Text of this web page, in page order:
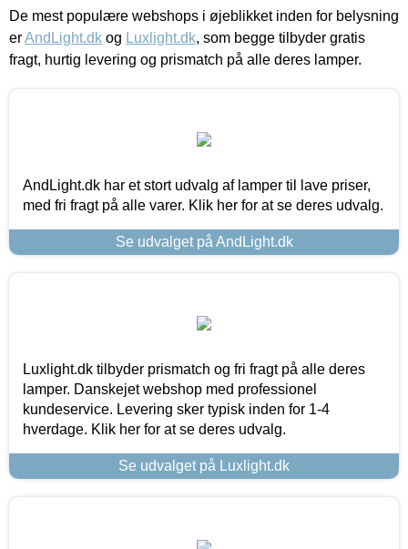
De mest populære webshops i øjeblikket inden for belysning
erAndLight.dk og Luxlight.dk, som begge tilbyder gratis
fragt, hurtig levering og prismatch på alle deres lamper.
AndLight.dk har et stort udvalg af lamper til lave priser,
med fri fragt på alle varer. Klik her for at se deres udvalg.
Se udvalget på AndLight.dk
Luxlight.dk tilbyder prismatch og fri fragt på alle deres
lamper. Danskejet webshop med professionel
kundeservice. Levering sker typisk inden for 1-4
hverdage. Klik her for at se deres udvalg.
Se udvalget på Luxlight.dk